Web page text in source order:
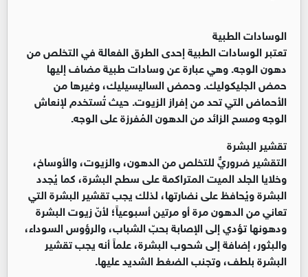
الوسادات الطبية
تعتبر الوسادات الطبية إحدى الطرق الفعالة في التخلص من
دهون الوجه. وهي عبارة عن وسادات طبية مضاف إليها
حمض الجليكوليك. وحمض الساليسيليك، وغيرها من
الأحماض التي تحد من إفراز الزيوت. حيث تُستخدم لإنعاش
الوجه ومسح الزائد من الدهون المُفرزة على الوجه.
تقشير البشرة
التقشير ضروريٌّ للتخلص من الدهون، والزيوت، والأوساخ،
وخلايا الجلد الميت المتراكمة على سطح البشرة، كما يُجدد
البشرة ويُحافظ على نضارتها، لذلك يجب تقشير البشرة التي
تعاني من الدهون مرة أو مرتين أسبوعياً؛ لأنّ زيوت البشرة
ودهونها تؤدي إلى الإصابة بحبّ الشباب، والرؤوس السوداء،
والبثور، إضافة إلى شحوب البشرة، علماً أنه يجب تقشير
البشرة بلطف، وتجنب الضغط الشديد عليها.